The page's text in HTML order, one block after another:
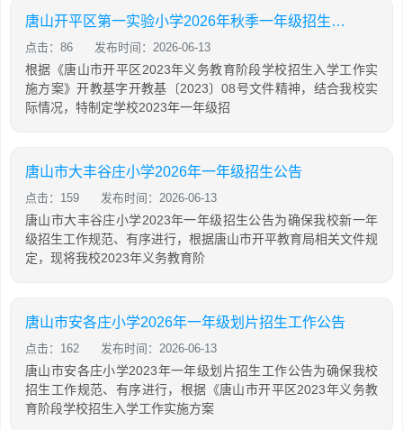
唐山开平区第一实验小学2026年秋季一年级招生工作公告
点击：86 发布时间：2026-06-13
根据《唐山市开平区2023年义务教育阶段学校招生入学工作实
施方案》开教基字开教基〔2023〕08号文件精神，结合我校实
际情况，特制定学校2023年一年级招
唐山市大丰谷庄小学2026年一年级招生公告
点击：159 发布时间：2026-06-13
唐山市大丰谷庄小学2023年一年级招生公告为确保我校新一年
级招生工作规范、有序进行，根据唐山市开平教育局相关文件规
定，现将我校2023年义务教育阶
唐山市安各庄小学2026年一年级划片招生工作公告
点击：162 发布时间：2026-06-13
唐山市安各庄小学2023年一年级划片招生工作公告为确保我校
招生工作规范、有序进行，根据《唐山市开平区2023年义务教
育阶段学校招生入学工作实施方案